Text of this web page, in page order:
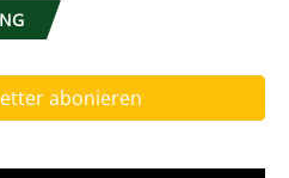
abonieren